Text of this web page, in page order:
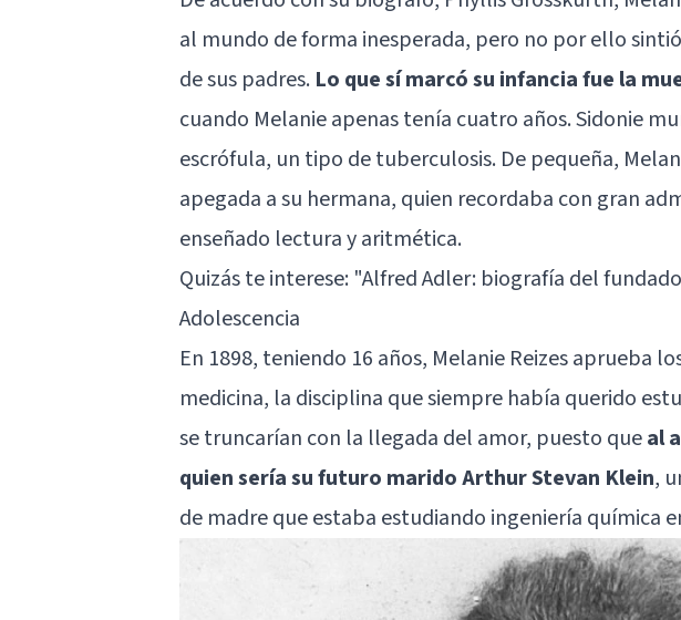
al mundo de forma inesperada, pero no por ello
de sus padres. Lo que sí marcó su infancia fue la
cuando Melanie apenas tenía cuatro años. Sidonie
escrófula, un tipo de tuberculosis. De pequeña,
apegada a su hermana, quien recordaba con gran
enseñado lectura y aritmética.
Quizás te interese: "Alfred Adler: biografía del
Adolescencia
En 1898, teniendo 16 años, Melanie Reizes aprueba
medicina, la disciplina que siempre había querido
se truncarían con la llegada del amor, puesto queal
quien sería su futuro marido Arthur Stevan Klein,
de madre que estaba estudiando ingeniería química